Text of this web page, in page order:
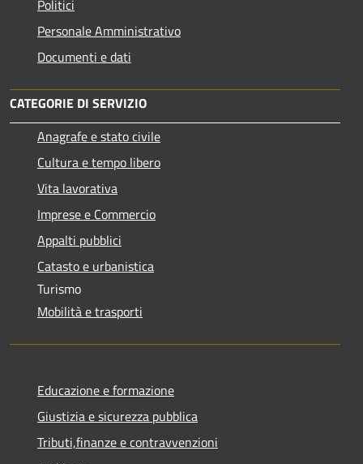
Politici
Personale Amministrativo
Documenti e dati
CATEGORIE DI SERVIZIO
Anagrafe e stato civile
Cultura e tempo libero
Vita lavorativa
Imprese e Commercio
Appalti pubblici
Catasto e urbanistica
Turismo
Mobilità e trasporti
Educazione e formazione
Giustizia e sicurezza pubblica
Tributi,finanze e contravvenzioni